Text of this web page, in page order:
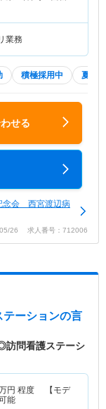
業務
積極採用中 夏～
せる
念会 西宮渡辺病
26 求人番号：712006
テーションの言
訪問看護ステーシ
円 程度 【モデ
能